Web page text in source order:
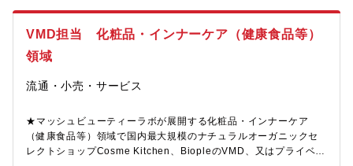
ーム■調達業
調達備品の数量、規格、価格の方針決定・情報収集（市場価格調
査、調達備品、物流の検討）・仕入価格の交渉及び決
■在庫管理・出数を把握し需要量を予測しながら在庫量を管
質の管
【本ポジションの魅力】■業界トップブランドでのキャリア形成・
VMD担当 化粧品・インナーケア（健康食品等）
領域
流通・小売・サービス
★マッシュビューティーラボが展開する化粧品・インナーケア
（健康食品等）領域で国内最大規模のナチュラルオーガニックセ
レクトショップCosme Kitchen、BiopleのVMD、又はプライベー